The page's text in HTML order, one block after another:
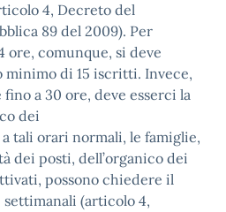
4, Decreto del
89 del 2009). Per
ore, comunque, si deve
di 15 iscritti. Invece,
a 30 ore, deve esserci la
dei
tali orari normali, le famiglie,
dei posti, dell’organico dei
possono chiedere il
(articolo 4,